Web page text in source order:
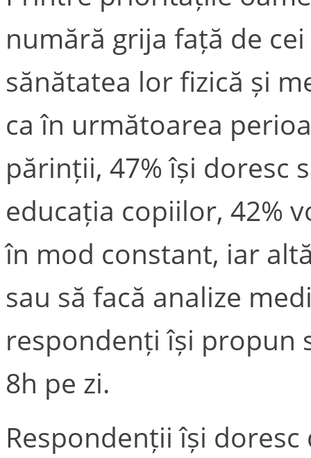
numără grija față de
sănătatea lor fizică și
ca în următoarea
părinții, 47% își doresc
educația copiilor, 42%
în mod constant, iar
sau să facă analize
respondenți își propun
8h pe zi.
Respondenții își